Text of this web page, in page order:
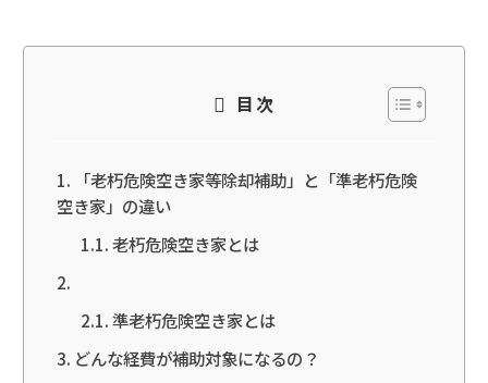
目次
「老朽危険空き家等除却補助」と「準老朽危険
空き家」の違い
老朽危険空き家とは
準老朽危険空き家とは
どんな経費が補助対象になるの？